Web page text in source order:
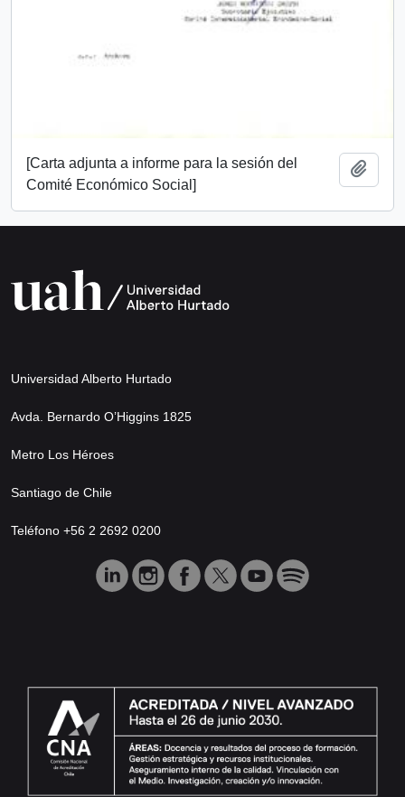
[Carta adjunta a informe para la sesión del
Comité Económico Social]
Universidad Alberto Hurtado
Avda. Bernardo O’Higgins 1825
Metro Los Héroes
Santiago de Chile
Teléfono +56 2 2692 0200